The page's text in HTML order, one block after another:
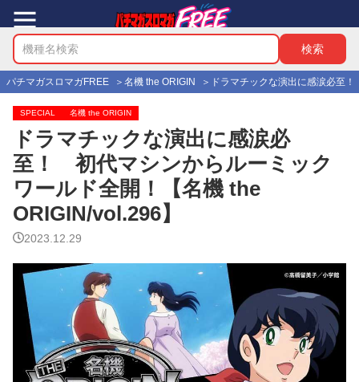
パチマガスロマガFREE 名機 the ORIGIN ドラマチックな演出に感涙必至
SPECIAL 名機 the ORIGIN
ドラマチックな演出に感涙必
至！ 初代マシンからルーミック
ワールド全開！【名機 the
ORIGIN/vol.296】
2023.12.29